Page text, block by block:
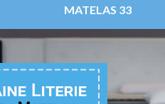
MATELAS 33